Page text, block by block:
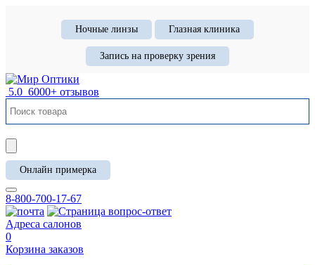
Ночные линзы Глазная клиника
Запись на проверку зрения
5.0 6000+ отзывов
Онлайн примерка
8-800-700-17-67
Адреса салонов
0
Корзина заказов